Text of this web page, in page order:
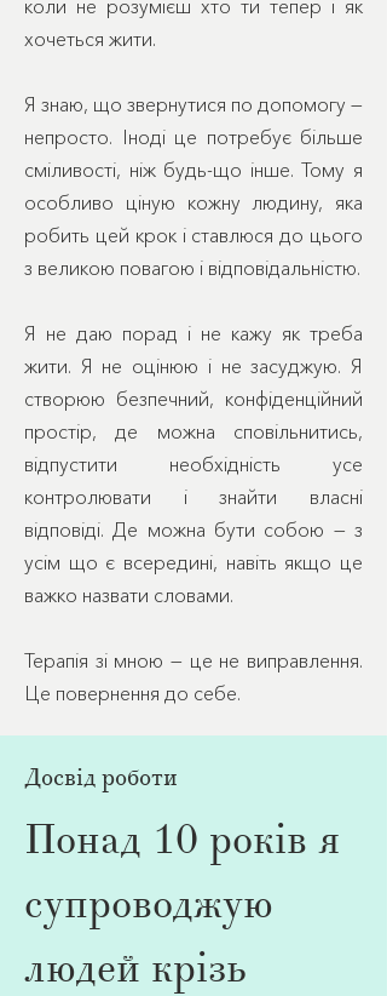
коли не розумієш хто ти тепер і як
хочеться жити.
Я знаю, що звернутися по допомогу —
непросто. Іноді це потребує більше
сміливості, ніж будь-що інше. Тому я
особливо ціную кожну людину, яка
робить цей крок і ставлюся до цього
з великою повагою і відповідальністю.
Я не даю порад і не кажу як треба
жити. Я не оцінюю і не засуджую. Я
створюю безпечний, конфіденційний
простір, де можна сповільнитись,
відпустити необхідність усе
контролювати і знайти власні
відповіді. Де можна бути собою — з
усім що є всередині, навіть якщо це
важко назвати словами.
Терапія зі мною — це не виправлення.
Це повернення до себе.
Досвід роботи
Понад 10 років я
супроводжую
людей крізь